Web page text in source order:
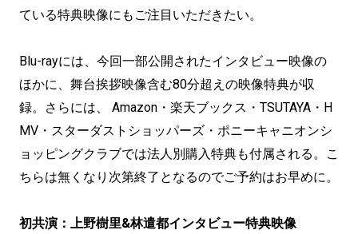
ている特典映像にもご注目いただきたい。
Blu-rayには、今回一部公開されたインタビュー映像の
ほかに、舞台挨拶映像含む80分超えの映像特典が収
録。さらには、 Amazon・楽天ブックス・TSUTAYA・H
MV・スターダストショッパーズ・ポニーキャニオンシ
ョッピングクラブでは法人別購入特典も付属される。こ
ちらは無くなり次第終了となるのでご予約はお早めに。
初共演：上野樹里&林遣都インタビュー特典映像